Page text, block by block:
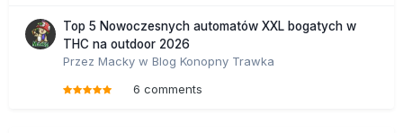
Top 5 Nowoczesnych automatów XXL bogatych w
THC na outdoor 2026
Przez Macky w Blog Konopny Trawka
6 comments